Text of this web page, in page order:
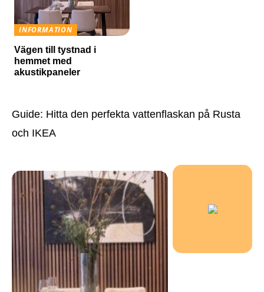
INFORMATION
Vägen till tystnad i
hemmet med
akustikpaneler
Guide: Hitta den perfekta vattenflaskan på Rusta
och IKEA